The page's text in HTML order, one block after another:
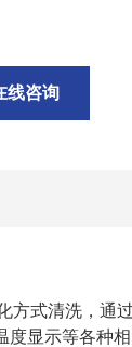
线咨询
方式清洗，通
显示等各种